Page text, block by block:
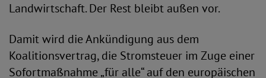
Landwirtschaft. Der Rest bleibt außen vor.
Damit wird die Ankündigung aus dem
Koalitionsvertrag, die Stromsteuer im Zuge einer
Sofortmaßnahme „für alle“ auf den europäischen